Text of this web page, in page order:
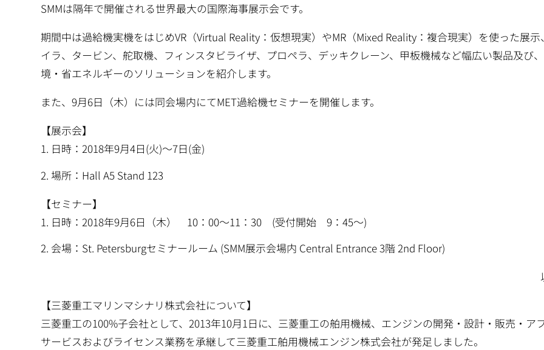
SMMは隔年で開催される世界最大の国際海事展示会です。
期間中は過給機実機をはじめVR（Virtual Reality：仮想現実）やMR（Mixed Reality：複合現実）を使った展示
イラ、タービン、舵取機、フィンスタビライザ、プロペラ、デッキクレーン、甲板機械など幅広い製品及び
境・省エネルギーのソリューションを紹介します。
また、9月6日（木）には同会場内にてMET過給機セミナーを開催します。
【展示会】
日時：2018年9月4日(火)～7日(金)
場所：Hall A5 Stand 123
【セミナー】
日時：2018年9月6日（木） 10：00～11：30 (受付開始 9：45～)
会場：St. Petersburgセミナールーム (SMM展示会場内 Central Entrance 3階 2nd Floor)
【三菱重工マリンマシナリ株式会社について】
三菱重工の100%子会社として、2013年10月1日に、三菱重工の舶用機械、エンジンの開発・設計・販売・ア
サービスおよびライセンス業務を承継して三菱重工舶用機械エンジン株式会社が発足しました。